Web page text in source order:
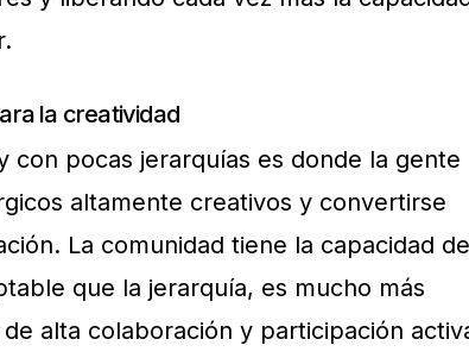
la creatividad
con pocas jerarquías es donde la gente
altamente creativos y convertirse
La comunidad tiene la capacidad de
que la jerarquía, es mucho más
alta colaboración y participación